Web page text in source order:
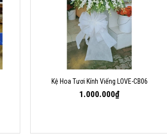
Kệ Hoa Tươi Kính Viếng LOVE-CB06
1.000.000₫